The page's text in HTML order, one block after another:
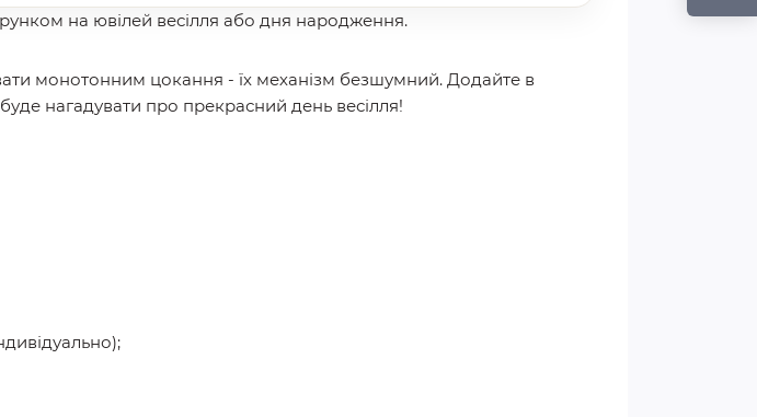
на ювілей весілля або дня народження.
монотонним цокання - їх механізм безшумний. Додайте в
нагадувати про прекрасний день весілля!